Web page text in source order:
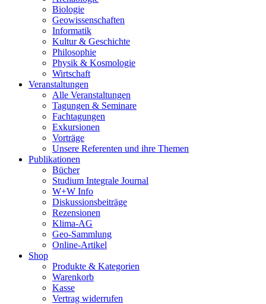
Biologie
Geowissenschaften
Informatik
Kultur & Geschichte
Philosophie
Physik & Kosmologie
Wirtschaft
Veranstaltungen
Alle Veranstaltungen
Tagungen & Seminare
Fachtagungen
Exkursionen
Vorträge
Unsere Referenten und ihre Themen
Publikationen
Bücher
Studium Integrale Journal
W+W Info
Diskussionsbeiträge
Rezensionen
Klima-AG
Geo-Sammlung
Online-Artikel
Shop
Produkte & Kategorien
Warenkorb
Kasse
Vertrag widerrufen